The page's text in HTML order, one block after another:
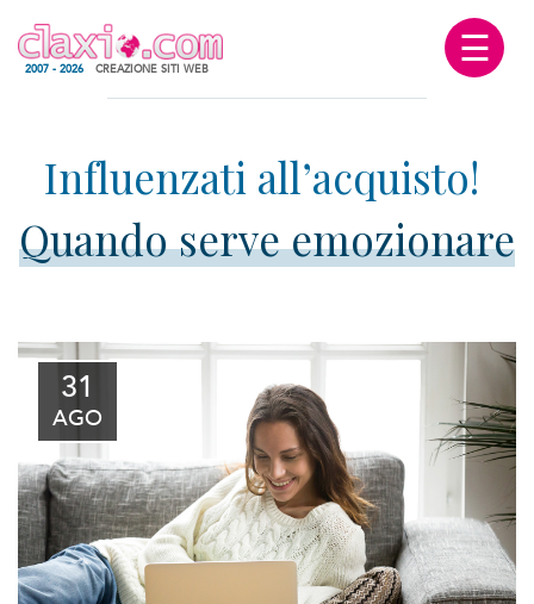
2007 - 2026 CREAZIONE SITI WEB ☰
Quando serve emozionare
31
AGO